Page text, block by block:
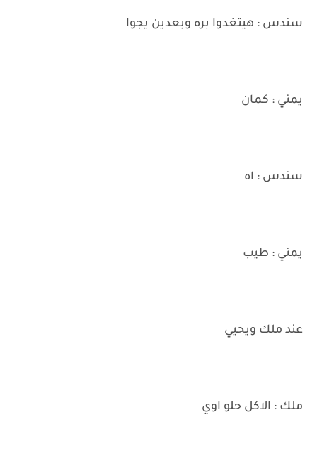
سندس : هيتغدوا بره وبعدين يجوا
يمني : كمان
سندس : اه
يمني : طيب
عند ملك ويحيي
ملك : الاكل حلو اوي